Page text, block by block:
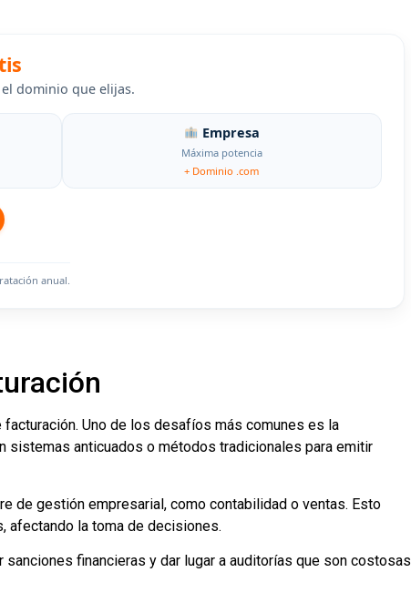
dominio que elijas.
Empresa
Máxima potencia
+ Dominio .com
anual.
Uno de los desafíos más comunes es la
sistemas anticuados o métodos tradicionales para emitir
de gestión empresarial, como contabilidad o ventas. Esto
afectando la toma de decisiones.
financieras y dar lugar a auditorías que son costosas